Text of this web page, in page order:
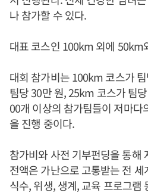
나 참가할 수 있다.
대표 코스인 100km 외에 50km
대회 참가비는 100km 코스가
팀당 30만 원, 25km 코스가 팀
00개 이상의 참가팀들이 저마다
을 진행 중이다.
참가비와 사전 기부펀딩을 통해
전액은 가난으로 고통받는 전
식수, 위생, 생계, 교육 프로그램